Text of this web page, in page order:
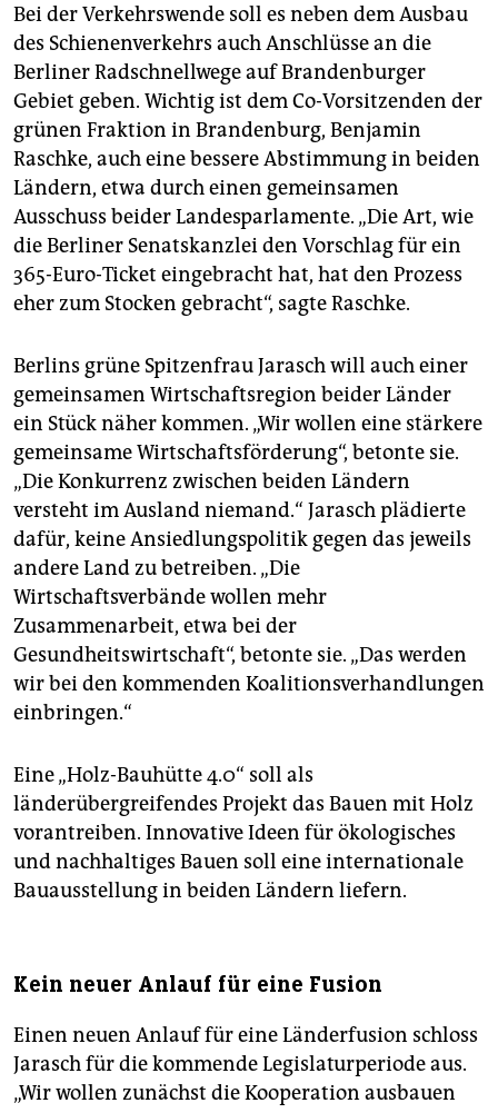
Bei der Verkehrswende soll es neben dem Ausbau
des Schienenverkehrs auch Anschlüsse an die
Berliner Radschnellwege auf Brandenburger
Gebiet geben. Wichtig ist dem Co-Vorsitzenden der
grünen Fraktion in Brandenburg, Benjamin
Raschke, auch eine bessere Abstimmung in beiden
Ländern, etwa durch einen gemeinsamen
Ausschuss beider Landesparlamente. „Die Art, wie
die Berliner Senatskanzlei den Vorschlag für ein
365-Euro-Ticket eingebracht hat, hat den Prozess
eher zum Stocken gebracht“, sagte Raschke.
Berlins grüne Spitzenfrau Jarasch will auch einer
gemeinsamen Wirtschaftsregion beider Länder
ein Stück näher kommen. „Wir wollen eine stärkere
gemeinsame Wirtschaftsförderung“, betonte sie.
„Die Konkurrenz zwischen beiden Ländern
versteht im Ausland niemand.“ Jarasch plädierte
dafür, keine Ansiedlungspolitik gegen das jeweils
andere Land zu betreiben. „Die
Wirtschaftsverbände wollen mehr
Zusammenarbeit, etwa bei der
Gesundheitswirtschaft“, betonte sie. „Das werden
wir bei den kommenden Koalitionsverhandlungen
einbringen.“
Eine „Holz-Bauhütte 4.0“ soll als
länderübergreifendes Projekt das Bauen mit Holz
vorantreiben. Innovative Ideen für ökologisches
und nachhaltiges Bauen soll eine internationale
Bauausstellung in beiden Ländern liefern.
Kein neuer Anlauf für eine Fusion
Einen neuen Anlauf für eine Länderfusion schloss
Jarasch für die kommende Legislaturperiode aus.
„Wir wollen zunächst die Kooperation ausbauen